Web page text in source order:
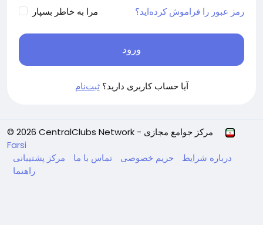
مرا به خاطر بسپار رمز عبور را فراموش کرده‌اید؟
ورود
آیا حساب کاربری دارید؟ثبت‌نام
© 2026 CentralClubs Network - مرکز جوامع مجازی
Farsi
درباره شرایط حریم خصوصی تماس با ما
مرکز پشتیبانی
راهنما